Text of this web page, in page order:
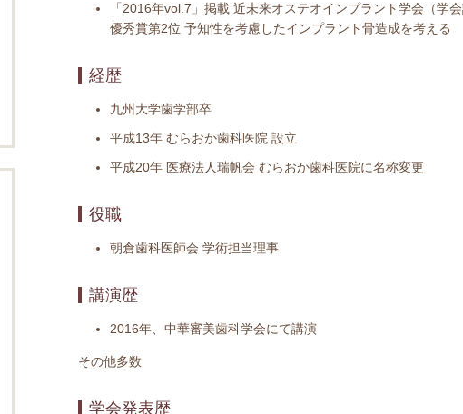
「2016年vol.7」掲載 近未来オステオインプラント学会（学
優秀賞第2位 予知性を考慮したインプラント骨造成を考える
経歴
九州大学歯学部卒
平成13年 むらおか歯科医院 設立
平成20年 医療法人瑞帆会 むらおか歯科医院に名称変更
役職
朝倉歯科医師会 学術担当理事
講演歴
2016年、中華審美歯科学会にて講演
その他多数
学会発表歴